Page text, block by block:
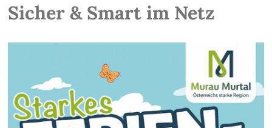
Sicher & Smart im Netz